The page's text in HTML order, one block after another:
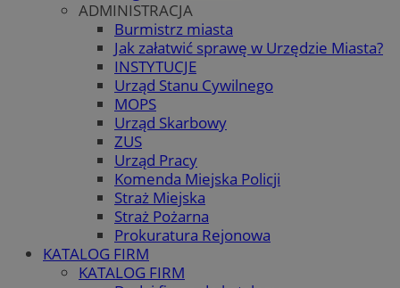
ADMINISTRACJA
Burmistrz miasta
Jak załatwić sprawę w Urzędzie Miasta?
INSTYTUCJE
Urząd Stanu Cywilnego
MOPS
Urząd Skarbowy
ZUS
Urząd Pracy
Komenda Miejska Policji
Straż Miejska
Straż Pożarna
Prokuratura Rejonowa
KATALOG FIRM
KATALOG FIRM